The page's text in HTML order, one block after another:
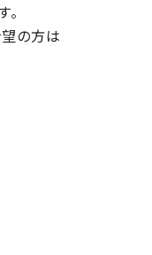
の方は